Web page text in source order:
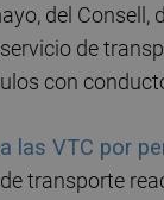
del
de
con
las VTC por
transporte